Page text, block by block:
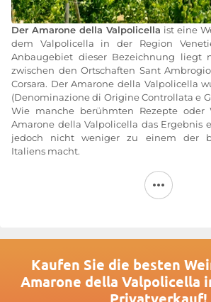
Der Amarone della Valpolicella ist eine
dem Valpolicella in der Region
Anbaugebiet dieser Bezeichnung liegt
zwischen den Ortschaften Sant
Corsara. Der Amarone della Valpolicella
(Denominazione di Origine Controllata e
Wie manche berühmten Rezepte oder
Amarone della Valpolicella das Ergebnis
jedoch nicht weniger zu einem der
Italiens macht.
Der Überlieferung zufolge soll der
Recioto gewesen sein, der von einem
Wein zu erhalten. Vor 70 Jahren
Winzer, die Gärung zu unterbrechen.
daraufhin in Alkohol umgewandelt,
einen Amarone verwandelte – einen
Kaufen Sie die besten
Amarone della Valpolicella